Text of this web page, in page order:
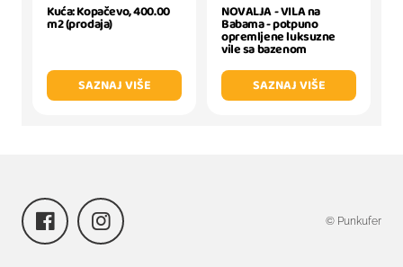
Kuća: Kopačevo, 400.00
m2 (prodaja)
SAZNAJ VIŠE
NOVALJA - VILA na
Babama - potpuno
opremljene luksuzne
vile sa bazenom
SAZNAJ VIŠE
© Punkufer